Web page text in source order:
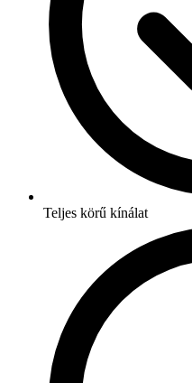
Teljes körű kínálat